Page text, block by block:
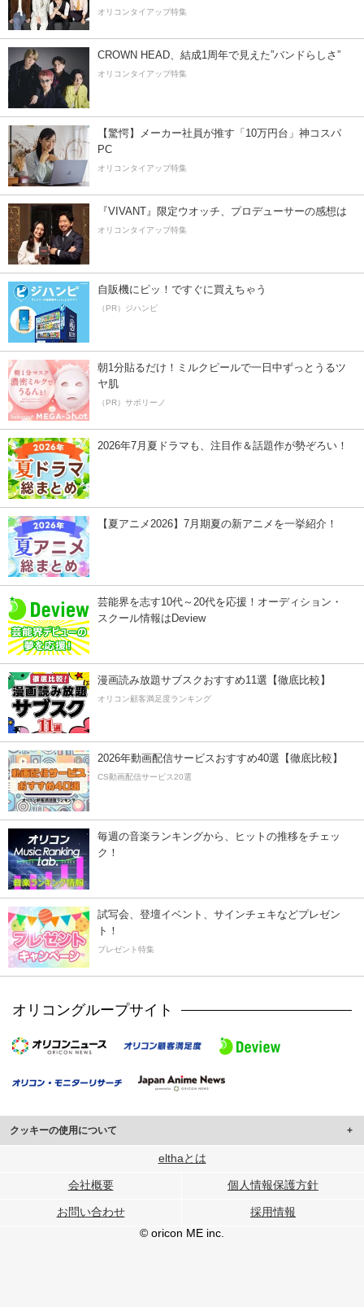
オリコンタイアップ特集
CROWN HEAD、結成1周年で見えた”バンドらしさ”
オリコンタイアップ特集
【驚愕】メーカー社員が推す「10万円台」神コスパ
PC
オリコンタイアップ特集
『VIVANT』限定ウオッチ、プロデューサーの感想は
オリコンタイアップ特集
自販機にピッ！ですぐに買えちゃう
（PR）ジハンピ
朝1分貼るだけ！ミルクピールで一日中ずっとうるツ
ヤ肌
（PR）サボリーノ
2026年7月夏ドラマも、注目作＆話題作が勢ぞろい！
【夏アニメ2026】7月期夏の新アニメを一挙紹介！
芸能界を志す10代～20代を応援！オーディション・
スクール情報はDeview
漫画読み放題サブスクおすすめ11選【徹底比較】
オリコン顧客満足度ランキング
2026年動画配信サービスおすすめ40選【徹底比較】
CS動画配信サービス20選
毎週の音楽ランキングから、ヒットの推移をチェッ
ク！
試写会、登壇イベント、サインチェキなどプレゼン
ト！
プレゼント特集
オリコングループサイト
クッキーの使用について
このサイトでは Cookie を使用して、ユーザーに合わせたコンテンツや広告の
行っています。
メディアや広告配信、データ解析の各パートナーに提供しています。
ユーザーが各パートナーのサービスを使用したときに収集した他の情報を組み
elthaとは
会社概要 個人情報保護方針
お問い合わせ
採用情報
© oricon ME inc.